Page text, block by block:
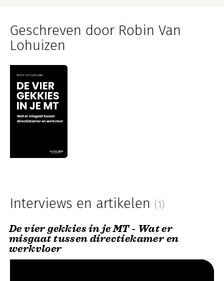
Geschreven door Robin Van
Lohuizen
Interviews en artikelen (1)
De vier gekkies in je MT - Wat er
misgaat tussen directiekamer en
werkvloer